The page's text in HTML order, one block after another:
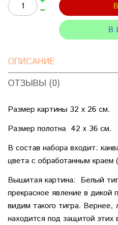
В
ОПИСАНИЕ
ОТЗЫВЫ (0)
Размер картины 32 х 26 см.
Размер полотна 42 х 36 см.
В состав набора входит:
цвета с обработанным краем
Вышитая картина: Белый
прекрасное явление в
видим такого тигра.
находится под защитой этих